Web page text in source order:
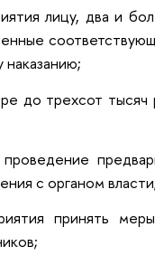
лицу, два и
до трехсот
с органом
принять